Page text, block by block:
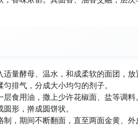
量酵母、温水，和成柔软的面团，放
排气，分成大小均匀的剂子。
食用油，撒上少许花椒面、盐等调料。
形，擀成圆饼状。
，期间不断翻面，直至两面金黄、外